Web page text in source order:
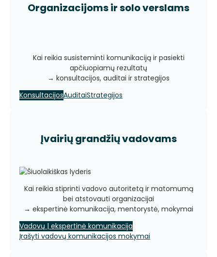
Organizacijoms ir solo verslams
Kai reikia susisteminti komunikaciją ir pasiekti
apčiuopiamų rezultatų
→ konsultacijos, auditai ir strategijos
KonsultacijosAuditaiStrategijos
Įvairių grandžių vadovams
Kai reikia stiprinti vadovo autoritetą ir matomumą
bei atstovauti organizacijai
→ ekspertinė komunikacija, mentorystė, mokymai
Vadovų | ekspertinė komunikacija
Įrašyti vadovų komunikacijos mokymai